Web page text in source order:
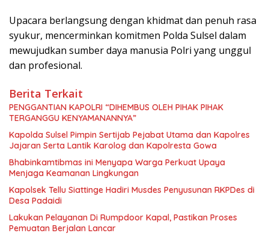
Upacara berlangsung dengan khidmat dan penuh rasa
syukur, mencerminkan komitmen Polda Sulsel dalam
mewujudkan sumber daya manusia Polri yang unggul
dan profesional.
Berita Terkait
PENGGANTIAN KAPOLRI “DIHEMBUS OLEH PIHAK PIHAK
TERGANGGU KENYAMANANNYA”
Kapolda Sulsel Pimpin Sertijab Pejabat Utama dan Kapolres
Jajaran Serta Lantik Karolog dan Kapolresta Gowa
Bhabinkamtibmas ini Menyapa Warga Perkuat Upaya
Menjaga Keamanan Lingkungan
Kapolsek Tellu Siattinge Hadiri Musdes Penyusunan RKPDes di
Desa Padaidi
Lakukan Pelayanan Di Rumpdoor Kapal, Pastikan Proses
Pemuatan Berjalan Lancar